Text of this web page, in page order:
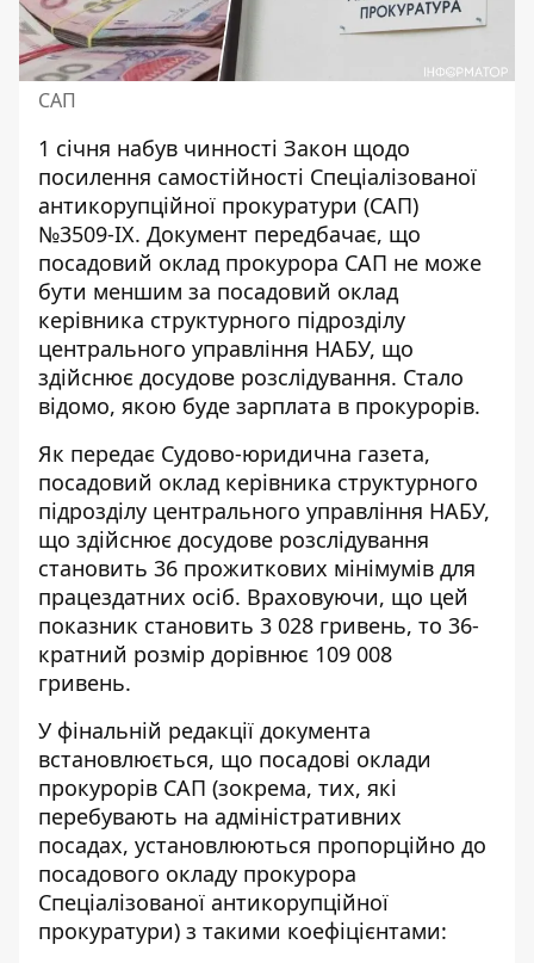
САП
1 січня набув чинності Закон щодо
посилення самостійності Спеціалізованої
антикорупційної прокуратури (САП)
№3509-IX. Документ передбачає, що
посадовий оклад прокурора САП не може
бути меншим за посадовий оклад
керівника структурного підрозділу
центрального управління НАБУ, що
здійснює досудове розслідування. Стало
відомо, якою буде зарплата в прокурорів.
Як передає Судово-юридична газета,
посадовий оклад керівника структурного
підрозділу центрального управління НАБУ,
що здійснює досудове розслідування
становить 36 прожиткових мінімумів для
працездатних осіб. Враховуючи, що цей
показник становить 3 028 гривень, то 36-
кратний розмір дорівнює 109 008
гривень.
У фінальній редакції документа
встановлюється, що посадові оклади
прокурорів САП (зокрема, тих, які
перебувають на адміністративних
посадах, установлюються пропорційно до
посадового окладу прокурора
Спеціалізованої антикорупційної
прокуратури) з такими коефіцієнтами: